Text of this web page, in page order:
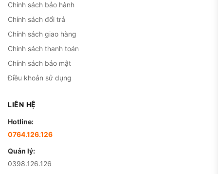
Chính sách bảo hành
Chính sách đổi trả
Chính sách giao hàng
Chính sách thanh toán
Chính sách bảo mật
Điều khoản sử dụng
LIÊN HỆ
Hotline:
0764.126.126
Quản lý:
0398.126.126